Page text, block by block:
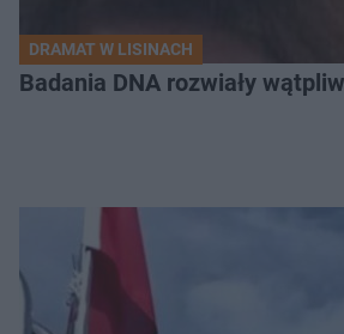
DRAMAT W LISINACH
Badania DNA rozwiały